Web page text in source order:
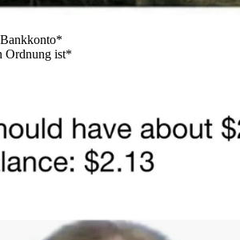
Ordnung ist*